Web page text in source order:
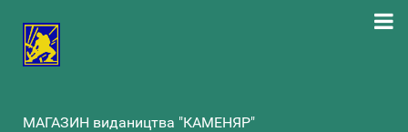
МАГАЗИН видаництва "КАМЕНЯР"